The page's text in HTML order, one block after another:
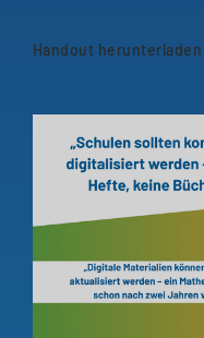
Handout herunterladen